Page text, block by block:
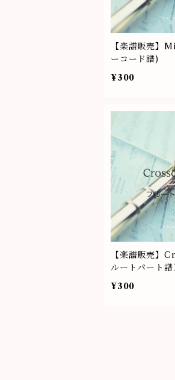
【楽譜販売】
ーコード譜)
¥300
【楽譜販売】
ルートパート譜
¥300